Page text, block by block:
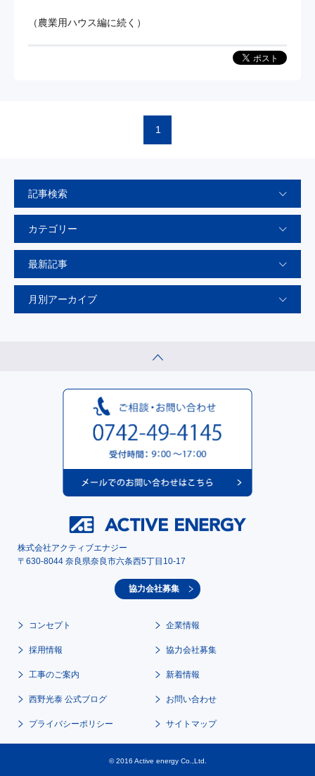
（農業用ハウス編に続く）
1
記事検索
カテゴリー
最新記事
月別アーカイブ
株式会社アクティブエナジー
〒630-8044 奈良県奈良市六条西5丁目10-17
協力会社募集
コンセプト 企業情報
採用情報 協力会社募集
工事のご案内 新着情報
西野光泰 公式ブログ お問い合わせ
プライバシーポリシー サイトマップ
© 2016 Active energy Co.,Ltd.